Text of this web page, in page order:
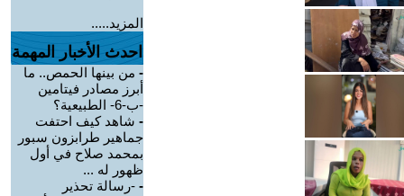
المزيد.....
احدث الأخبار المهمة
- من بينها الحمص.. ما
أبرز مصادر فيتامين
-ب-6- الطبيعية؟
- شاهد كيف احتفت
جماهير طرابزون سبور
بمحمد صلاح في أول
ظهور له ...
- -رسالة تحذير